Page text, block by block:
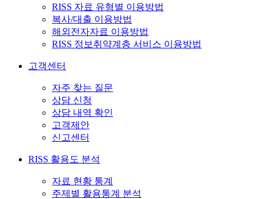
RISS 자료 유형별 이용방법
복사/대출 이용방법
해외전자자료 이용방법
RISS 정보취약계층 서비스 이용방법
고객센터
자주 찾는 질문
상담 신청
상담 내역 확인
고객제안
신고센터
RISS 활용도 분석
자료 현황 통계
주제별 활용통계 분석